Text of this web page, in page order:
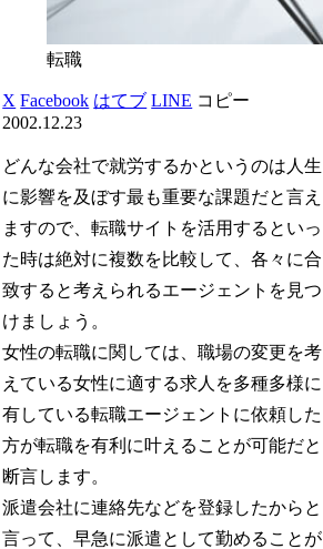
転職
X Facebook はてブ LINE コピー
2002.12.23
どんな会社で就労するかというのは人生
に影響を及ぼす最も重要な課題だと言え
ますので、転職サイトを活用するといっ
た時は絶対に複数を比較して、各々に合
致すると考えられるエージェントを見つ
けましょう。
女性の転職に関しては、職場の変更を考
えている女性に適する求人を多種多様に
有している転職エージェントに依頼した
方が転職を有利に叶えることが可能だと
断言します。
派遣会社に連絡先などを登録したからと
言って、早急に派遣として勤めることが